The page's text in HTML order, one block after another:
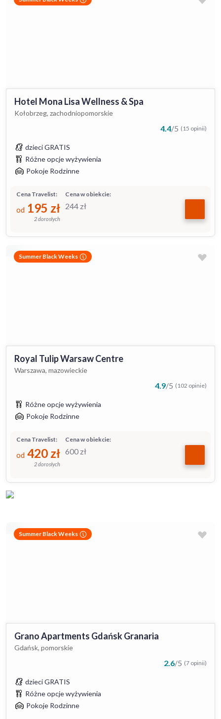
Hotel Mona Lisa Wellness & Spa
Kołobrzeg, zachodniopomorskie
4.4/5 (15 opinii)
dzieci GRATIS
Różne opcje wyżywienia
Pokoje Rodzinne
Cena w obiekcie:
244 zł
Cena Travelist:
od 195 zł
2 dorosłych
Summer Black Weeks
Royal Tulip Warsaw Centre
Warszawa, mazowieckie
4.9/5 (102 opinie)
Różne opcje wyżywienia
Pokoje Rodzinne
Cena w obiekcie:
600 zł
Cena Travelist:
od 420 zł
2 dorosłych
Summer Black Weeks
Grano Apartments Gdańsk Granaria
Gdańsk, pomorskie
2.6/5 (7 opinii)
dzieci GRATIS
Różne opcje wyżywienia
Pokoje Rodzinne